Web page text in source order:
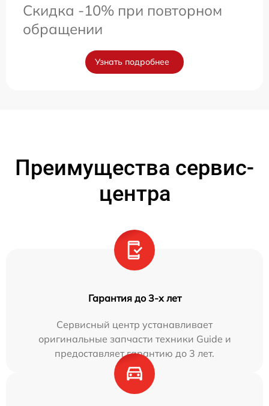
Скидка -10% при повторном
обращении
Узнать подробнее
Преимущества сервис-
центра
Гарантия до 3-х лет
Сервисный центр устанавливает
оригинальные запчасти техники Guide и
предоставляет гарантию до 3 лет.